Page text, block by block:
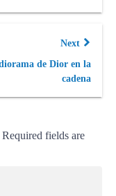
Next
de Dior en la
cadena
Required fields are